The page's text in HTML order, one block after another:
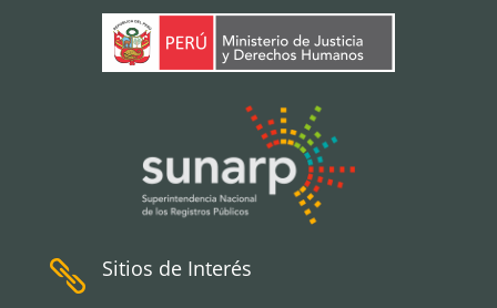
 Sitios de Interés